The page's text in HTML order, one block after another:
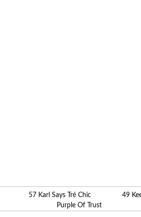
57 Karl Says Tré Chic
Purple Of Trust